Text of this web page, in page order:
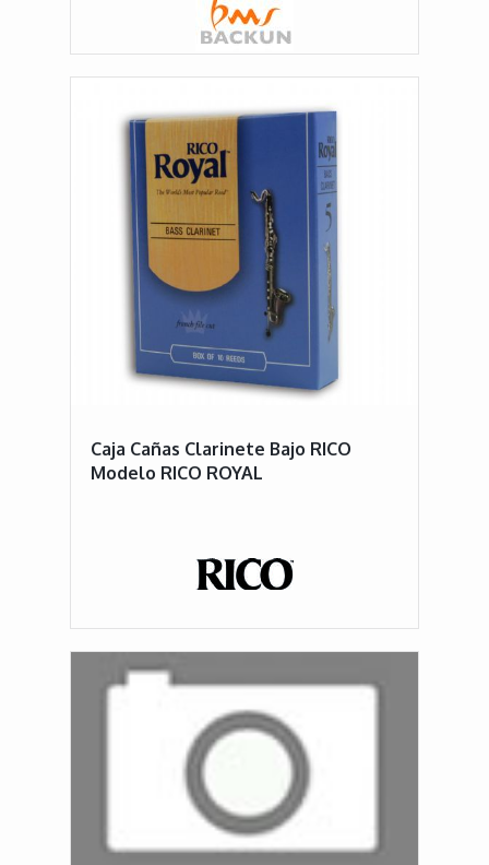
Caja Cañas Clarinete Bajo RICO
Modelo RICO ROYAL